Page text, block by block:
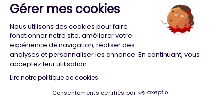
2026 ©Majeur·e·s - Tous droits réservés
Politique de confidentialité
Cookies
Conception Agence Adeliom
Gérer mes cookies
Nous utilisons des cookies pour faire
fonctionner notre site, améliorer votre
expérience de navigation, réaliser des
analyses et personnaliser les annonce. En continuant, vous
acceptez leur utilisation :
Lire notre politique de cookies
Consentements certifiés par